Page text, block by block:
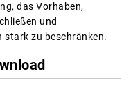
das Vorhaben,
und
zu beschränken.